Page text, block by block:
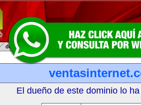
El dueño de este dominio lo